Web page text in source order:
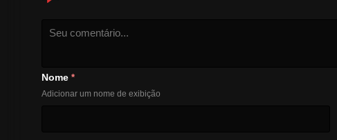
Nome *
Adicionar um nome de exibição